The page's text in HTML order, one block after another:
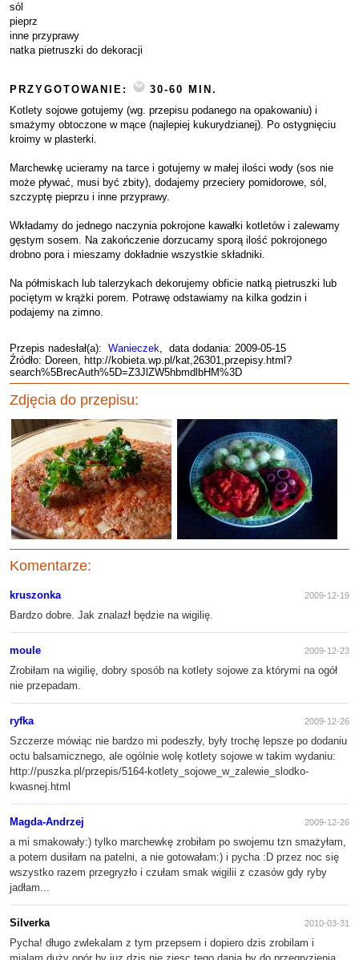
sól
pieprz
inne przyprawy
natka pietruszki do dekoracji
PRZYGOTOWANIE:
30-60 MIN.
Kotlety sojowe gotujemy (wg. przepisu podanego na opakowaniu) i
smażymy obtoczone w mące (najlepiej kukurydzianej). Po ostygnięciu
kroimy w plasterki.
Marchewkę ucieramy na tarce i gotujemy w małej ilości wody (sos nie
może pływać, musi być zbity), dodajemy przeciery pomidorowe, sól,
szczyptę pieprzu i inne przyprawy.
Wkładamy do jednego naczynia pokrojone kawałki kotletów i zalewamy
gęstym sosem. Na zakończenie dorzucamy sporą ilość pokrojonego
drobno pora i mieszamy dokładnie wszystkie składniki.
Na półmiskach lub talerzykach dekorujemy obficie natką pietruszki lub
pociętym w krążki porem. Potrawę odstawiamy na kilka godzin i
podajemy na zimno.
Przepis nadesłał(a): Wanieczek, data dodania: 2009-05-15
Źródło: Doreen, http://kobieta.wp.pl/kat,26301,przepisy.html?
search%5BrecAuth%5D=Z3JlZW5hbmdlbHM%3D
Zdjęcia do przepisu:
Komentarze:
kruszonka 2009-12-19
Bardzo dobre. Jak znalazł będzie na wigilię.
moule 2009-12-23
Zrobiłam na wigilię, dobry sposób na kotlety sojowe za którymi na ogół
nie przepadam.
ryfka 2009-12-26
Szczerze mówiąc nie bardzo mi podeszły, były trochę lepsze po dodaniu
octu balsamicznego, ale ogólnie wolę kotlety sojowe w takim wydaniu:
http://puszka.pl/przepis/5164-kotlety_sojowe_w_zalewie_slodko-
kwasnej.html
Magda-Andrzej 2009-12-26
a mi smakowały:) tylko marchewkę zrobiłam po swojemu tzn smażyłam,
a potem dusiłam na patelni, a nie gotowałam:) i pycha :D przez noc się
wszystko razem przegryzło i czułam smak wigilii z czasów gdy ryby
jadłam...
Silverka 2010-03-31
Pycha! długo zwlekalam z tym przepsem i dopiero dzis zrobilam i